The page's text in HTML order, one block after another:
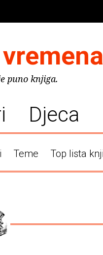
puno knjiga.
Djeca
Teme Top lista